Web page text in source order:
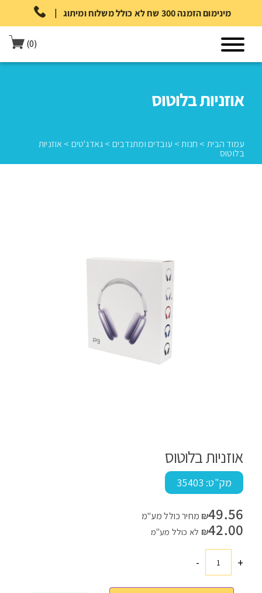
| מינימום הזמנה 300 שח לא כולל משלוח ומיתוג
(0)
אוזניות בלוטוס
עמוד הבית > חנות> עובדים ומתנדבים >גאדג'טים > אוזניות
בלוטוס
אוזניות בלוטוס
מק"ט: 35403
₪49.56
מחיר כולל מע"מ
₪42.00 לא כולל מע"מ
+כמות
-